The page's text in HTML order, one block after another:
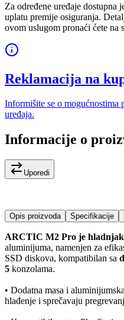
Za određene uređaje dostupna
uplatu premije osiguranja.
ovom uslugom pronaći ćete na
Reklamacija na
Informišite se o mogućnostima
uređaja.
Informacije o
Uporedi
Opis proizvoda Specifikacije
ARCTIC M2 Pro je hladnjak
aluminijuma, namenjen za
SSD diskova, kompatibilan sa
5 konzolama.
• Dodatna masa i
hlađenje i sprečavaju